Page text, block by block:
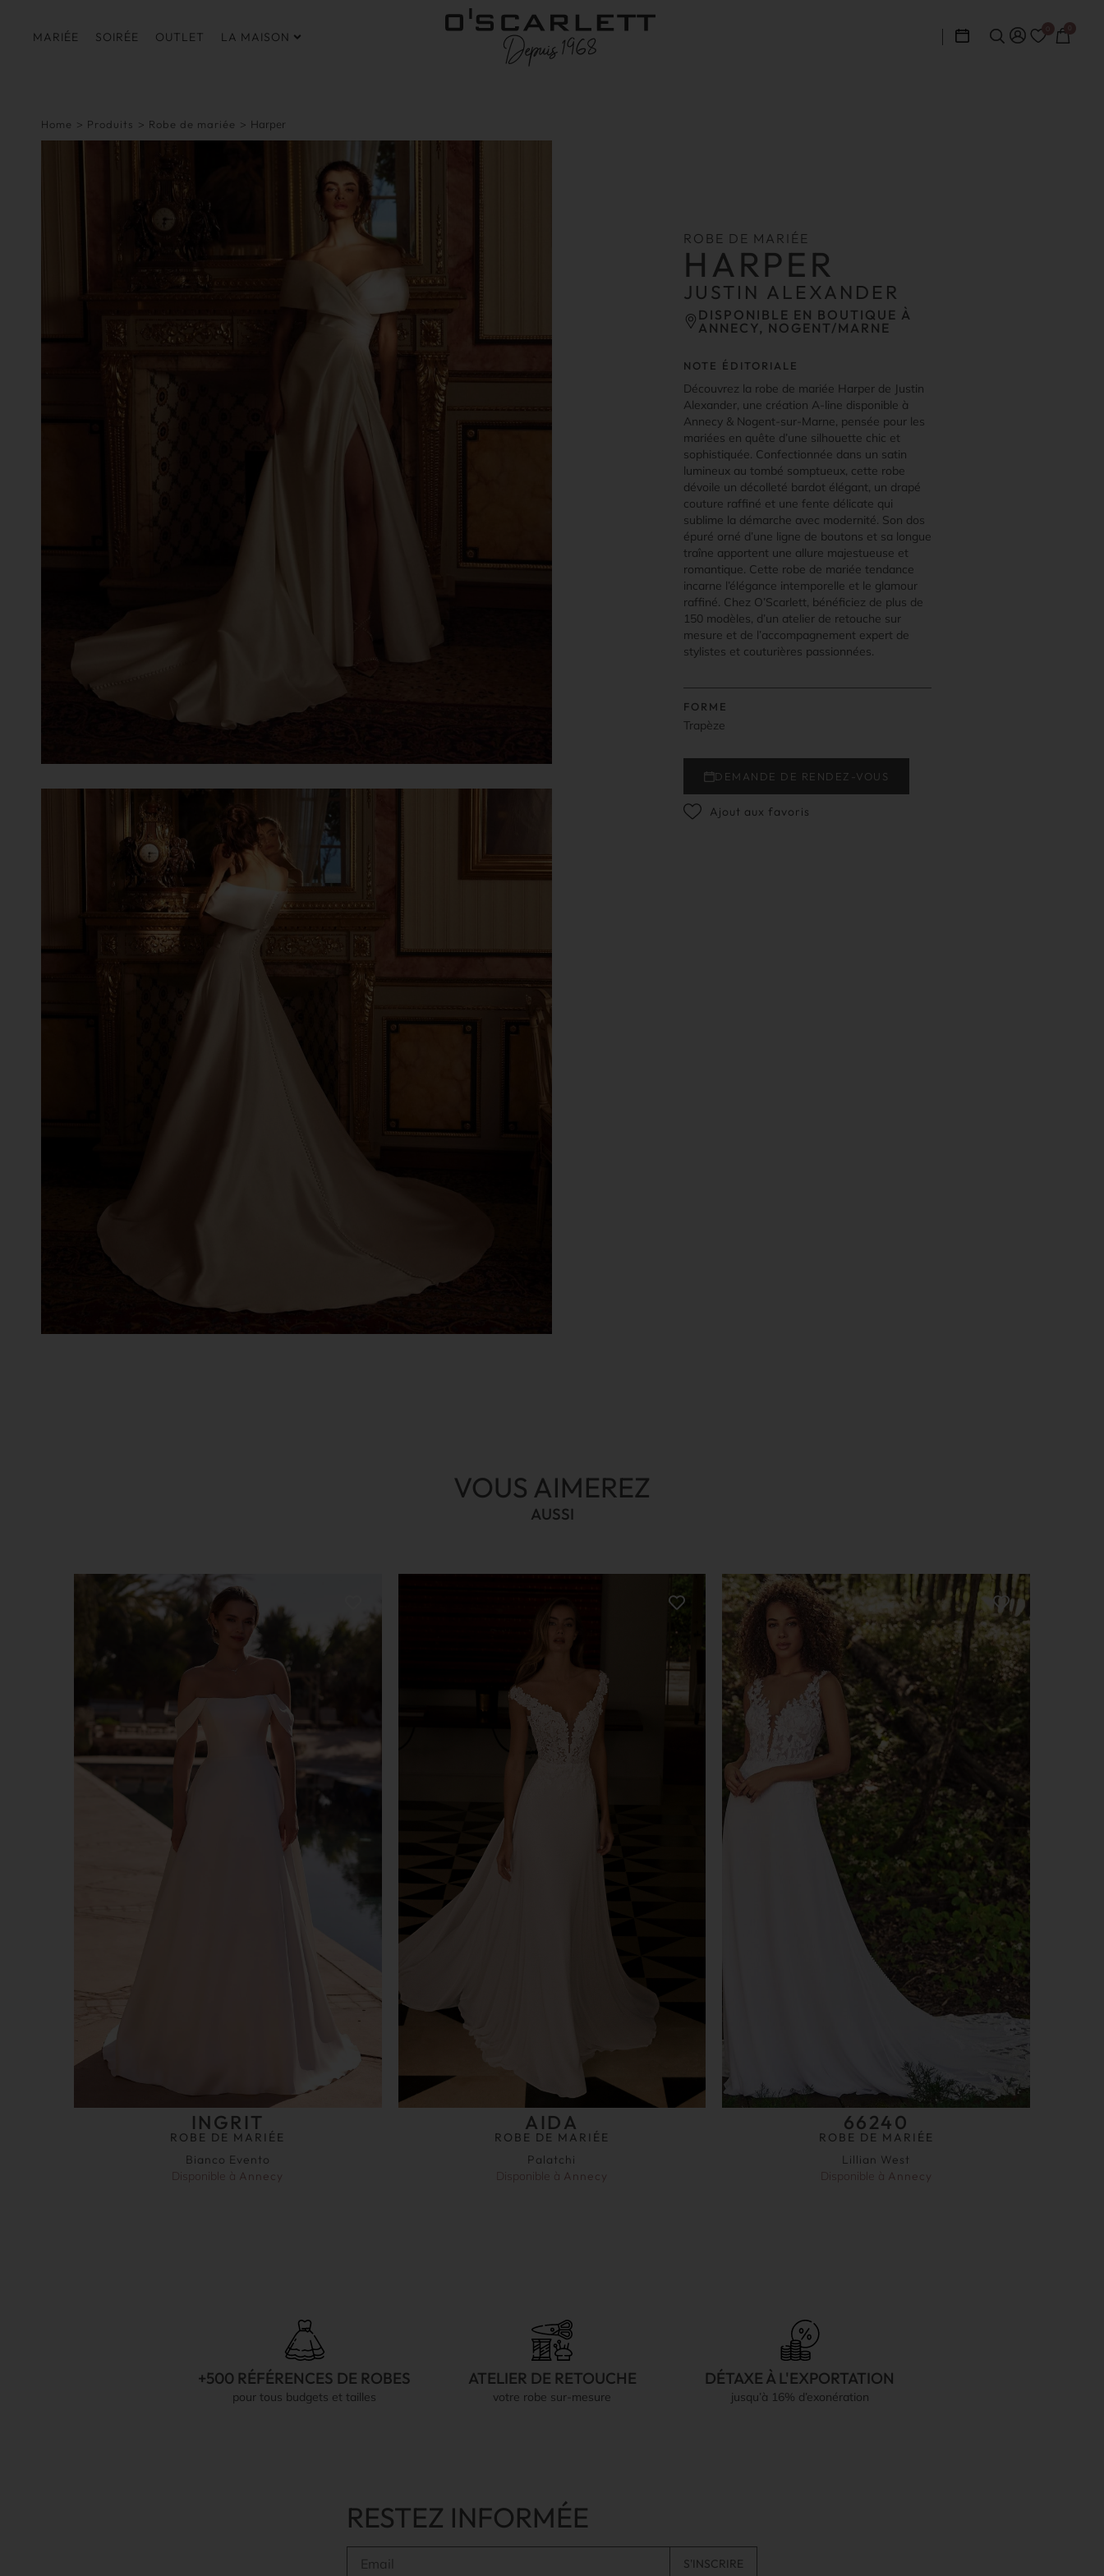
MARIÉE SOIRÉE OUTLET LA MAISON
Home > Produits > Robe de mariée > Harper
ROBE DE MARIÉE
HARPER
JUSTIN ALEXANDER
DISPONIBLE EN BOUTIQUE À
ANNECY, NOGENT/MARNE
NOTE ÉDITORIALE
Découvrez la robe de mariée Harper de Justin
Alexander, une création A-line disponible à
Annecy & Nogent-sur-Marne, pensée pour les
mariées en quête d’une silhouette chic et
sophistiquée. Confectionnée dans un satin
lumineux au tombé somptueux, cette robe
dévoile un décolleté bardot élégant, un drapé
couture raffiné et une fente délicate qui
sublime la démarche avec modernité. Son dos
épuré orné d’une ligne de boutons et sa longue
traîne apportent une allure majestueuse et
romantique. Cette robe de mariée tendance
incarne l’élégance intemporelle et le glamour
raffiné. Chez O’Scarlett, bénéficiez de plus de
150 modèles, d’un atelier de retouche sur
mesure et de l’accompagnement expert de
stylistes et couturières passionnées.
FORME
Trapèze
DEMANDE DE RENDEZ-VOUS
Ajout aux favoris
VOUS AIMEREZ
AUSSI
INGRIT
ROBE DE MARIÉE
Bianco Evento
Disponible à Annecy
AIDA
ROBE DE MARIÉE
Palatchi
Disponible à Annecy
66240
ROBE DE MARIÉE
Lillian West
Disponible à Annecy
+500 RÉFÉRENCES DE ROBES
pour tous budgets et tailles
ATELIER DE RETOUCHE
votre robe sur-mesure
DÉTAXE À L'EXPORTATION
jusqu’à 16% d’exonération
RESTEZ INFORMÉE